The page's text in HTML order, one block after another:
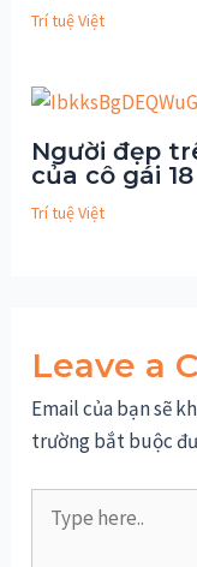
Trí tuệ Việt
Người đẹp
của cô gái
Trí tuệ Việt
Leave a
Email của bạn sẽ
trường bắt buộc
here..